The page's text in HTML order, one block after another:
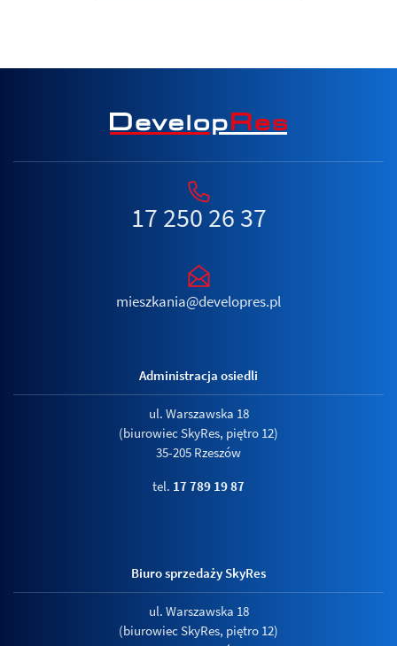
17 250 26 37
mieszkania@developres.pl
Administracja osiedli
ul. Warszawska 18
(biurowiec SkyRes, piętro 12)
35-205 Rzeszów
tel. 17 789 19 87
Biuro sprzedaży SkyRes
ul. Warszawska 18
(biurowiec SkyRes, piętro 12)